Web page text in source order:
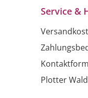
Service &
Plotter